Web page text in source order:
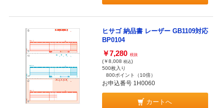
ヒサゴ 納品書 レーザー GB1109対応
BP0104
￥7,280 税抜
(￥8,008 税込)
500枚入り
800ポイント
（10倍）
お申込番号 1H0060
カートへ